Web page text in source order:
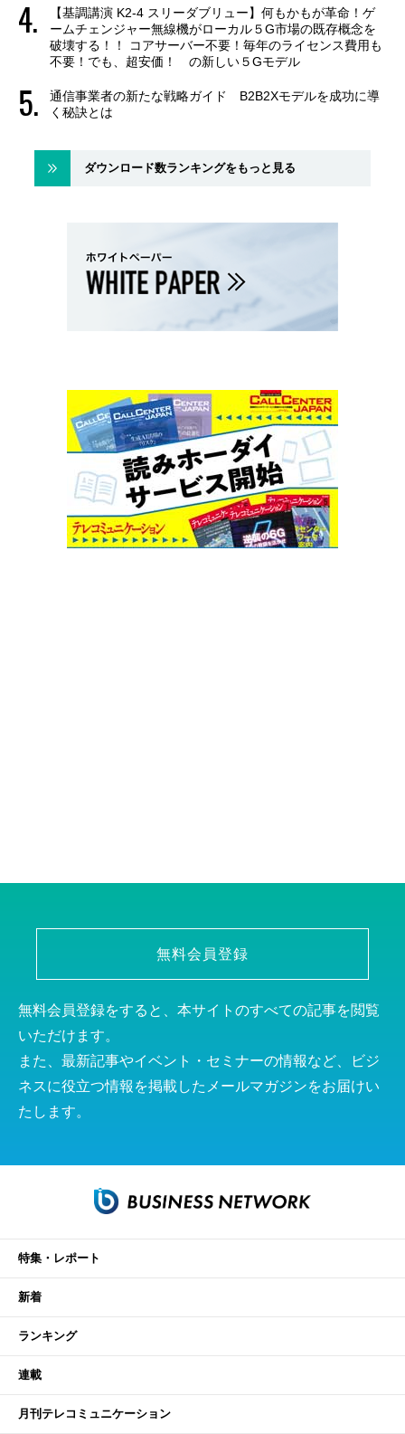
【基調講演 K2-4 スリーダブリュー】何もかもが革命！ゲ
ームチェンジャー無線機がローカル５G市場の既存概念を
破壊する！！ コアサーバー不要！毎年のライセンス費用も
不要！でも、超安価！ の新しい５Gモデル
通信事業者の新たな戦略ガイド B2B2Xモデルを成功に導
く秘訣とは
ダウンロード数ランキングをもっと見る
無料会員登録
無料会員登録をすると、本サイトのすべての記事を閲覧
いただけます。
また、最新記事やイベント・セミナーの情報など、ビジ
ネスに役立つ情報を掲載したメールマガジンをお届けい
たします。
特集・レポート
新着
ランキング
連載
月刊テレコミュニケーション